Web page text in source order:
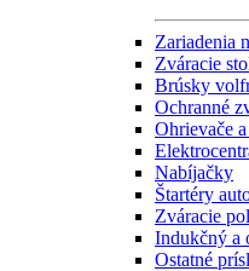
Zariadenia
Zváracie
Brúsky
Ochranné
Ohrievače
Nabíjačky
Štartéry
Zváracie
Indukčný a
Ostatné